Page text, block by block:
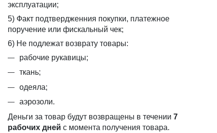
эксплуатации;
5) Факт подтвердженния покупки, платежное
поручение или фискальный чек;
6) Не подлежат возврату товары:
рабочие рукавицы;
ткань;
одеяла;
аэрозоли.
Деньги за товар будут возвращены в течении 7
рабочих дней с момента получения товара.